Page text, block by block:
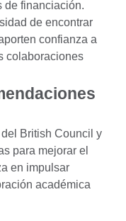
de financiación.
de encontrar
confianza a
colaboraciones
British Council y
para mejorar el
en impulsar
académica